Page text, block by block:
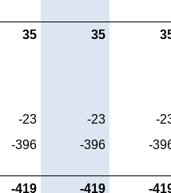
35 35
-23 -23
-
-396 -396 -
-419 -419
-